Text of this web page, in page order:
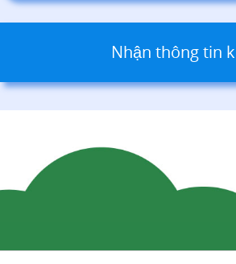
Nhận thông tin